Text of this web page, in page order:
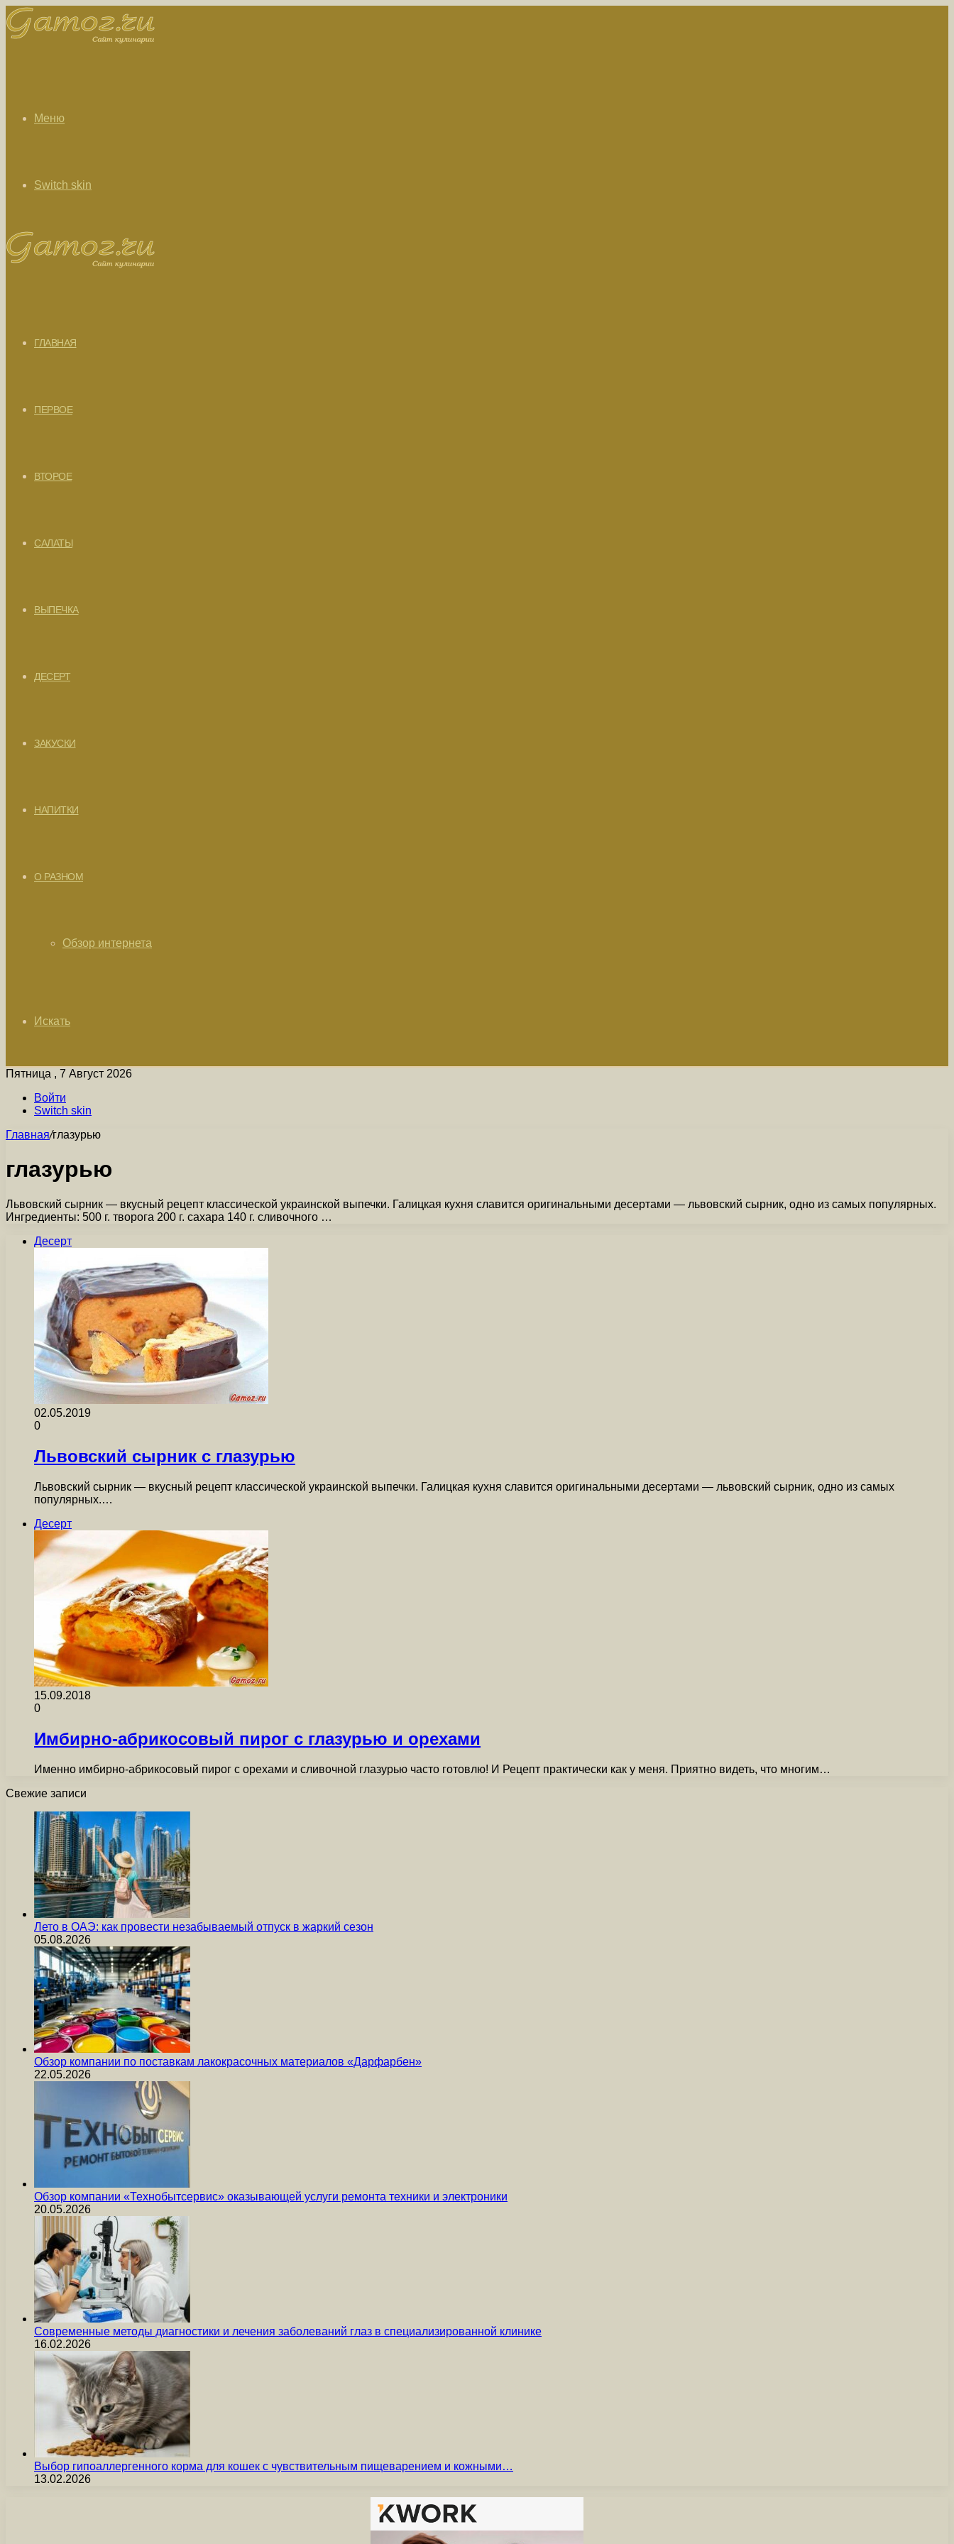
Меню
Switch skin
ГЛАВНАЯ
ПЕРВОЕ
ВТОРОЕ
САЛАТЫ
ВЫПЕЧКА
ДЕСЕРТ
ЗАКУСКИ
НАПИТКИ
О РАЗНОМ
Обзор интернета
Искать
Пятница , 7 Август 2026
Войти
Switch skin
Главная/глазурью
глазурью
Львовский сырник — вкусный рецепт классической украинской выпечки. Галицкая кухня славится оригинальными десертами — львовский сырник, одно из самых популярных.
Ингредиенты: 500 г. творога 200 г. сахара 140 г. сливочного …
Десерт
02.05.2019
0
Львовский сырник с глазурью
Львовский сырник — вкусный рецепт классической украинской выпечки. Галицкая кухня славится оригинальными десертами — львовский сырник, одно из самых
популярных.…
Десерт
15.09.2018
0
Имбирно-абрикосовый пирог с глазурью и орехами
Именно имбирно-абрикосовый пирог с орехами и сливочной глазурью часто готовлю! И Рецепт практически как у меня. Приятно видеть, что многим…
Свежие записи
Лето в ОАЭ: как провести незабываемый отпуск в жаркий сезон
05.08.2026
Обзор компании по поставкам лакокрасочных материалов «Дарфарбен»
22.05.2026
Обзор компании «Технобытсервис» оказывающей услуги ремонта техники и электроники
20.05.2026
Современные методы диагностики и лечения заболеваний глаз в специализированной клинике
16.02.2026
Выбор гипоаллергенного корма для кошек с чувствительным пищеварением и кожными…
13.02.2026